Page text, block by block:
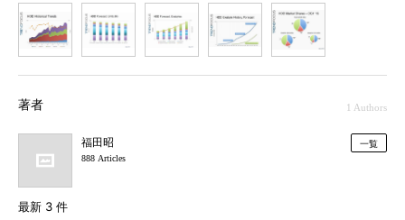
著者 1 Authors
福田昭
888 Articles
一覧
最新 3 件